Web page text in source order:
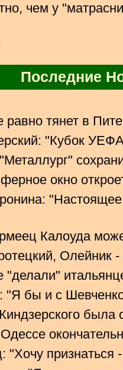
чем у
Последние
тянет в
"Кубок
окно
"Настоящее
Калоуда
Олейник -
"делали"
"Я бы и с
была
"Хочу признаться